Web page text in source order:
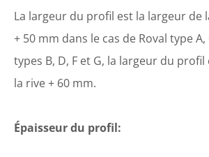
La largeur du profil est la largeur de
+ 50 mm dans le cas de Roval type A,
types B, D, F et G, la largeur du
la rive + 60 mm.
Épaisseur du profil: